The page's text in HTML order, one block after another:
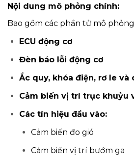
Nội dung mô phỏng chính:
Bao gồm các phần tử mô
ECU động cơ
Đèn báo lỗi động cơ
Ắc quy, khóa điện, rơ le và
Cảm biến vị trí trục khuỷu
Các tín hiệu đầu vào:
Cảm biến đo gió
Cảm biến vị trí bướm ga